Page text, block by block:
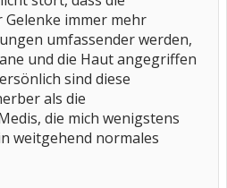
immer mehr
umfassender werden,
und die Haut angegriffen
sind diese
als die
die mich wenigstens
weitgehend normales